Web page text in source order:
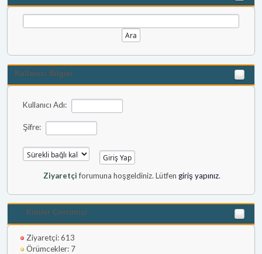
Kullanıcı Bilgisi
Kullanıcı Adı:
Şifre:
Ziyaretçiforumuna hoşgeldiniz. Lütfen giriş yapınız.
Kimler Çevrimiçi
Ziyaretçi: 613
Örümcekler: 7